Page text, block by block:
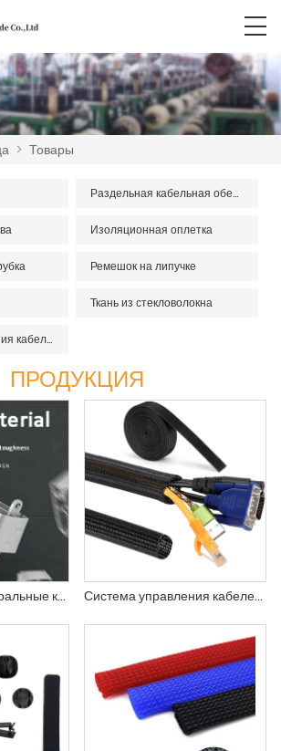
> Товары
Раздельная кабельная обертка
Изоляционная оплетка
Ремешок на липучке
Ткань из стекловолокна
комплект управления кабелем
ПРОДУКЦИЯ
Регулируемые спиральные кабельные колпачки для офисных позвонков Система управления кабелем, 16 мм, разделенная плетеная оплетка, проволочная втулка с 1 липкой лентой